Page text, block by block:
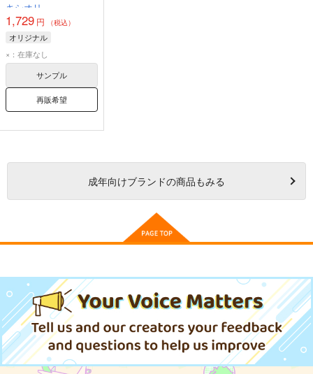
キシオリ
1,729 円 （税込）
オリジナル
×：在庫なし
サンプル
再販希望
成年向けブランドの商品もみる